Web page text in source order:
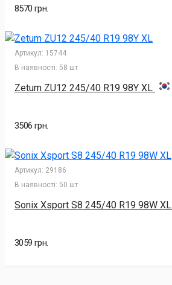
8570 грн.
Артикул: 15744
В наявності: 58 шт
Zetum ZU12 245/40 R19 98Y XL
3506 грн.
Артикул: 29186
В наявності: 50 шт
Sonix Xsport S8 245/40 R19 98W XL
3059 грн.